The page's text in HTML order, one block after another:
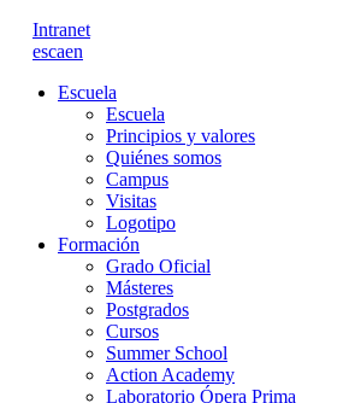
Intranet
escaen
Escuela
Escuela
Principios y valores
Quiénes somos
Campus
Visitas
Logotipo
Formación
Grado Oficial
Másteres
Postgrados
Cursos
Summer School
Action Academy
Laboratorio Ópera Prima